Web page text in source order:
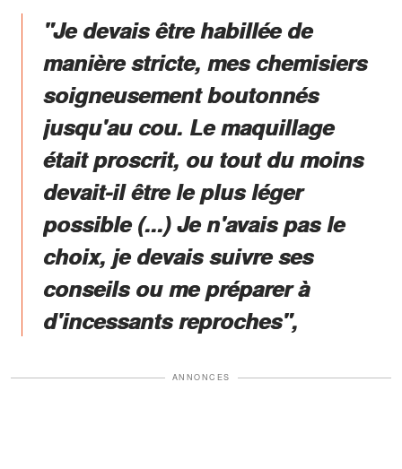
"Je devais être habillée de
manière stricte, mes chemisiers
soigneusement boutonnés
jusqu'au cou. Le maquillage
était proscrit, ou tout du moins
devait-il être le plus léger
possible (...) Je n'avais pas le
choix, je devais suivre ses
conseils ou me préparer à
d'incessants reproches",
ANNONCES